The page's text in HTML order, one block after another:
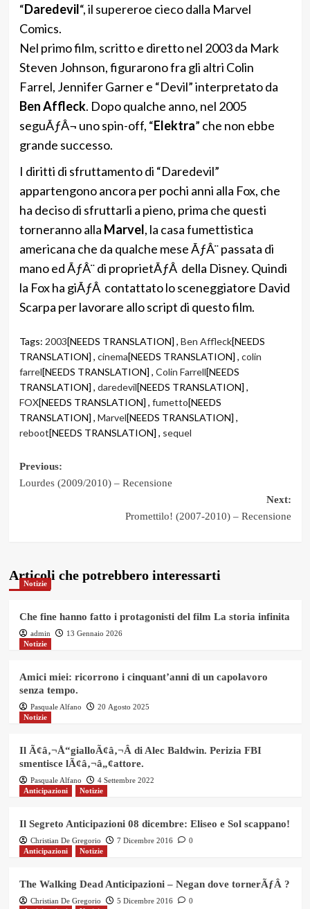
“Daredevil“, il supereroe cieco dalla Marvel
Comics.
Nel primo film, scritto e diretto nel 2003 da Mark
Steven Johnson, figurarono fra gli altri Colin
Farrel, Jennifer Garner e “Devil” interpretato da
Ben Affleck. Dopo qualche anno, nel 2005
seguÃƒÂ¬ uno spin-off, “Elektra” che non ebbe
grande successo.
I diritti di sfruttamento di “Daredevil”
appartengono ancora per pochi anni alla Fox, che
ha deciso di sfruttarli a pieno, prima che questi
torneranno alla Marvel, la casa fumettistica
americana che da qualche mese ÃƒÂ¨ passata di
mano ed ÃƒÂ¨ di proprietÃƒÂ della Disney. Quindi
la Fox ha giÃƒÂ contattato lo sceneggiatore David
Scarpa per lavorare allo script di questo film.
Tags: 2003[NEEDS TRANSLATION] , Ben Affleck[NEEDS
TRANSLATION] , cinema[NEEDS TRANSLATION] , colin
farrel[NEEDS TRANSLATION] , Colin Farrell[NEEDS
TRANSLATION] , daredevil[NEEDS TRANSLATION] ,
FOX[NEEDS TRANSLATION] , fumetto[NEEDS
TRANSLATION] , Marvel[NEEDS TRANSLATION] ,
reboot[NEEDS TRANSLATION] , sequel
Post
Previous:
Lourdes (2009/2010) – Recensione
Next:
Promettilo! (2007-2010) – Recensione
Articoli che potrebbero interessarti
Notizie
Che fine hanno fatto i protagonisti del film La storia infinita
admin
13 Gennaio 2026
Notizie
Amici miei: ricorrono i cinquant’anni di un capolavoro
senza tempo.
Pasquale Alfano
20 Agosto 2025
Notizie
Il Ã¢â‚¬Å“gialloÃ¢â‚¬Â di Alec Baldwin. Perizia FBI
smentisce lÃ¢â‚¬â„¢attore.
Pasquale Alfano
4 Settembre 2022
Anticipazioni
Notizie
Il Segreto Anticipazioni 08 dicembre: Eliseo e Sol scappano!
Christian De Gregorio 7 Dicembre 2016
0
Anticipazioni
Notizie
The Walking Dead Anticipazioni – Negan dove tornerÃƒÂ ?
Christian De Gregorio 5 Dicembre 2016
0